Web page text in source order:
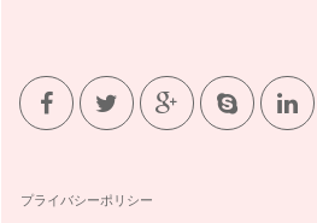
プライバシーポリシー